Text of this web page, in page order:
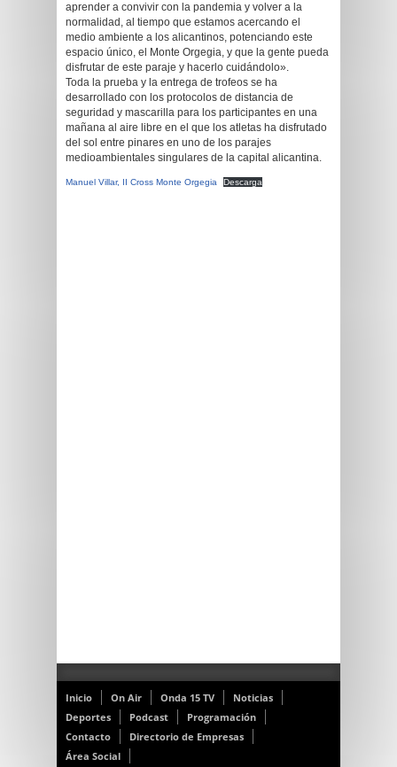
aprender a convivir con la pandemia y volver a la
normalidad, al tiempo que estamos acercando el
medio ambiente a los alicantinos, potenciando este
espacio único, el Monte Orgegia, y que la gente pueda
disfrutar de este paraje y hacerlo cuidándolo».
Toda la prueba y la entrega de trofeos se ha
desarrollado con los protocolos de distancia de
seguridad y mascarilla para los participantes en una
mañana al aire libre en el que los atletas ha disfrutado
del sol entre pinares en uno de los parajes
medioambientales singulares de la capital alicantina.
Manuel Villar, II Cross Monte Orgegia Descarga
Inicio On Air Onda 15 TV
Noticias
Deportes
Podcast
Programación
Contacto
Directorio de Empresas
Área Social